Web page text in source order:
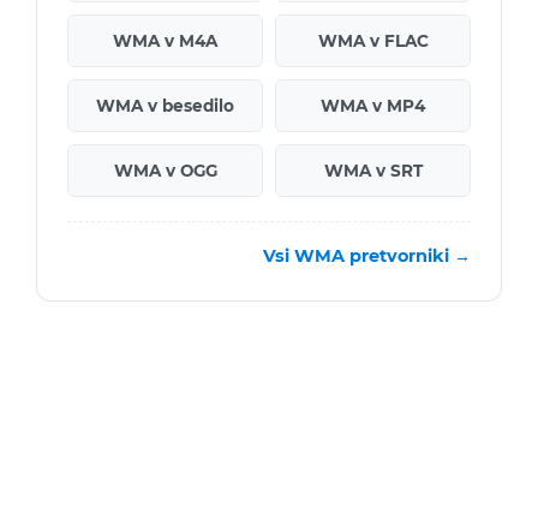
WMA v M4A WMA v FLAC
WMA v besedilo WMA v MP4
WMA v OGG WMA v SRT
Vsi WMA pretvorniki →